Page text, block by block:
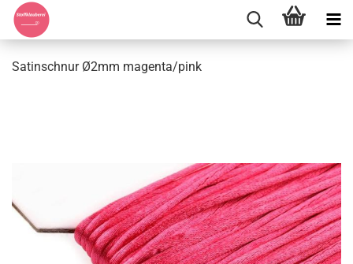
Satinschnur Ø2mm magenta/pink